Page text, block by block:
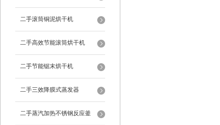
二手滚筒铜泥烘干机
二手高效节能滚筒烘干机
二手节能锯末烘干机
二手三效降膜式蒸发器
二手蒸汽加热不锈钢反应釜